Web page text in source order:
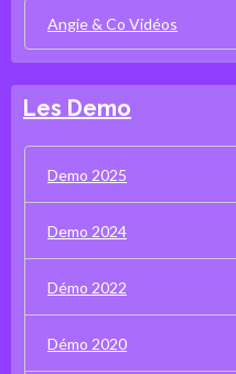
Angie & Co Vidéos
Les Demo
Demo 2025
Demo 2024
Démo 2022
Démo 2020